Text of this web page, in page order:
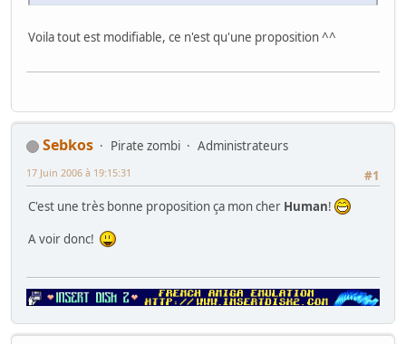
Voila tout est modifiable, ce n'est qu'une proposition ^^
Sebkos Pirate zombi
Administrateurs
#1
17 Juin 2006 à 19:15:31
C'est une très bonne proposition ça mon cher Human!
A voir donc!